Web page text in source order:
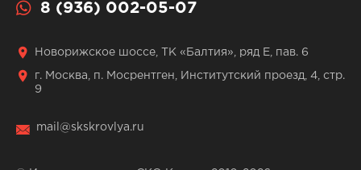
8 (936) 002-05-07
Новорижское шоссе, ТК «Балтия», ряд Е, пав. 6
г. Москва, п. Мосрентген, Институтский проезд, 4, стр.
9
mail@skskrovlya.ru